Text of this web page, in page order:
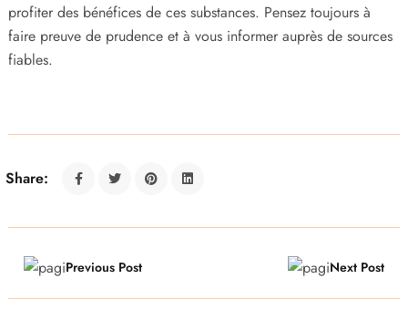
profiter des bénéfices de ces substances. Pensez toujours à
faire preuve de prudence et à vous informer auprès de sources
fiables.
Share:
Previous Post Next Post